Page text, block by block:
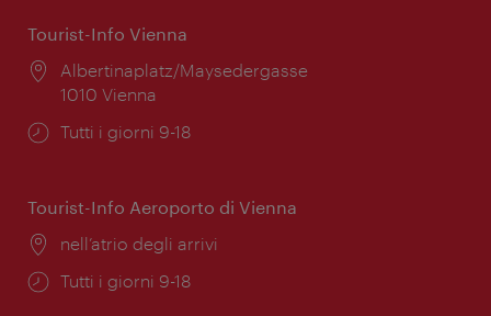
Tourist-Info Vienna
Posizione:
Albertinaplatz/Maysedergasse
1010 Vienna
Orari
Tutti i giorni 9-18
Tourist-Info Aeroporto di Vienna
Posizione:
nell’atrio degli arrivi
Orari
Tutti i giorni 9-18